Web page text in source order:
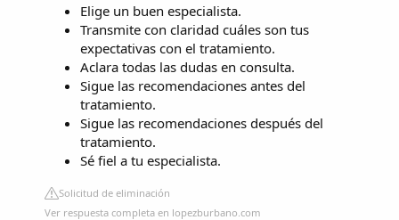
Elige un buen especialista.
Transmite con claridad cuáles son tus
expectativas con el tratamiento.
Aclara todas las dudas en consulta.
Sigue las recomendaciones antes del
tratamiento.
Sigue las recomendaciones después del
tratamiento.
Sé fiel a tu especialista.
Solicitud de eliminación
Ver respuesta completa en lopezburbano.com